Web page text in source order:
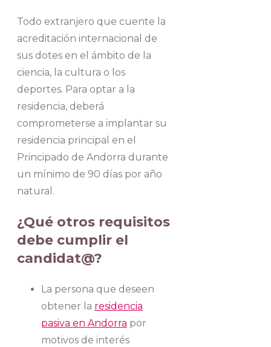
Todo extranjero que cuente la
acreditación internacional de
sus dotes en el ámbito de la
ciencia, la cultura o los
deportes. Para optar a la
residencia, deberá
comprometerse a implantar su
residencia principal en el
Principado de Andorra durante
un mínimo de 90 días por año
natural.
¿Qué otros requisitos
debe cumplir el
candidat@?
La persona que deseen
obtener la residencia
pasiva en Andorra por
motivos de interés